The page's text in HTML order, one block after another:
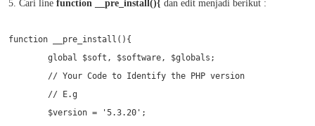
5. Cari line function __pre_install(){ dan edit menjadi berikut :
function __pre_install(){